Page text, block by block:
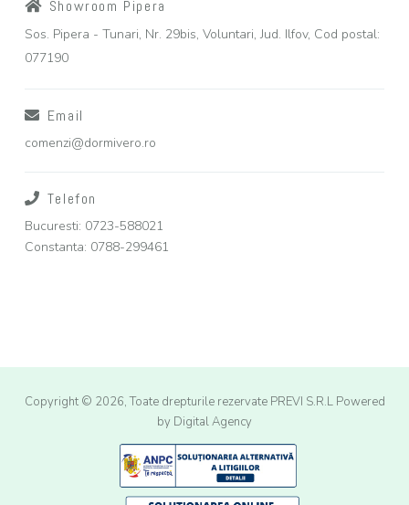
Showroom Pipera
Sos. Pipera - Tunari, Nr. 29bis, Voluntari, Jud. Ilfov, Cod postal:
077190
Email
comenzi@dormivero.ro
Telefon
Bucuresti: 0723-588021
Constanta: 0788-299461
Copyright © 2026, Toate drepturile rezervate PREVI S.R.L Powered
by Digital Agency